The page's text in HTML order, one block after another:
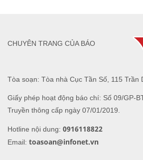
Tòa soạn: Tòa nhà Cục Tần Số, 115 Trần
Giấy phép hoạt động báo chí: Số 09/GP-
Truyền thông cấp ngày 07/01/2019.
Hotline nội dung: 0916118822
Email: toasoan@infonet.vn
CHUYÊN TRANG CỦA BÁO